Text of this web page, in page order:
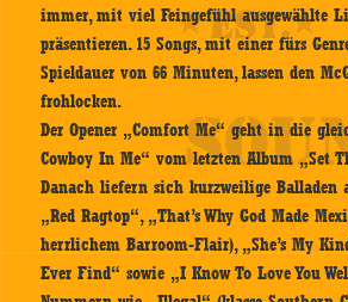
immer, mit viel Feingefühl ausgewählte
präsentieren. 15 Songs, mit einer fürs
Spieldauer von 66 Minuten, lassen den
frohlocken.
Der Opener „Comfort Me“ geht in die
Cowboy In Me“ vom letzten Album „Set
Danach liefern sich kurzweilige Balladen
„Red Ragtop“, „That’s Why God Made
herrlichem Barroom-Flair), „She’s My
Ever Find“ sowie „I Know To Love You